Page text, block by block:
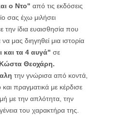
ο Ντο" από τις εκδόσεις
σας έχω μιλήσει
την ίδια ευαισθησία που
να μας διηγηθεί μια ιστορία
και τα 4 αυγά" σε
Κώστα Θεοχάρη.
την γνώρισα από κοντά,
πραγματικά με κέρδισε
με την απλότητα, την
του χαρακτήρα της.